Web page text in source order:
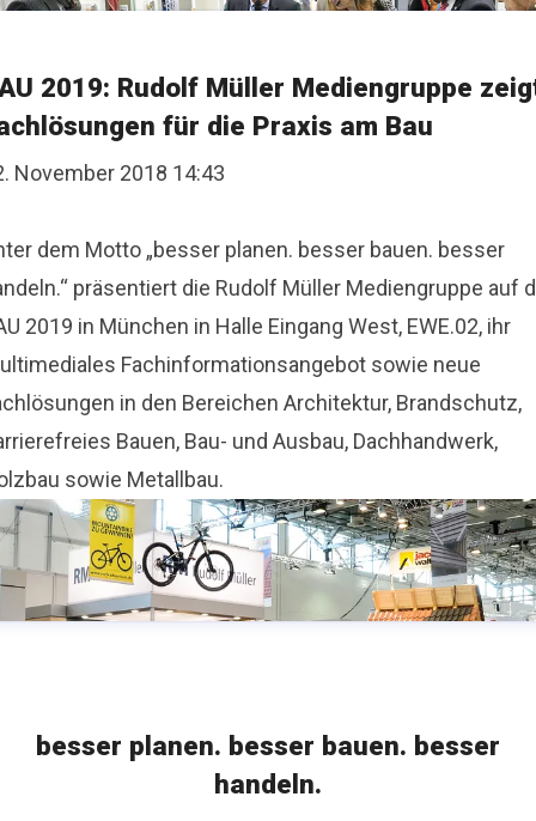
2019: Rudolf Müller Mediengruppe
für die Praxis am Bau
November 2018 14:43
dem Motto „besser planen. besser bauen. besser
präsentiert die Rudolf Müller Mediengruppe auf
2019 in München in Halle Eingang West, EWE.02, ihr
Fachinformationsangebot sowie neue
in den Bereichen Architektur, Brandschutz,
Bauen, Bau- und Ausbau, Dachhandwerk,
sowie Metallbau.
besser planen. besser bauen. besser
handeln.